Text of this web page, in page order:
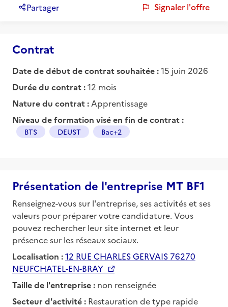
Partager Signaler l'offre
Contrat
Date de début de contrat souhaitée :15 juin 2026
Durée du contrat :12 mois
Nature du contrat : Apprentissage
Niveau de formation visé en fin de contrat :
BTS DEUST Bac+2
Présentation de l'entreprise MT BF1
Renseignez-vous sur l'entreprise, ses activités et ses
valeurs pour préparer votre candidature. Vous
pouvez rechercher leur site internet et leur
présence sur les réseaux sociaux.
Localisation :12 RUE CHARLES GERVAIS 76270
NEUFCHATEL-EN-BRAY
Taille de l'entreprise : non renseignée
Secteur d'activité : Restauration de type rapide